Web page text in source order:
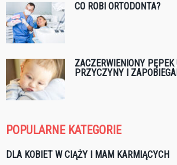
CO ROBI ORTODONTA?
ZACZERWIENIONY
PRZYCZYNY I
POPULARNE KATEGORIE
DLA KOBIET W CIĄŻY I MAM KARMIĄCYCH